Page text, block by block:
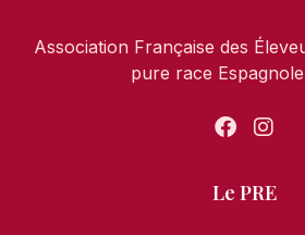
Association Française des
pure race Espagnole
Le PRE